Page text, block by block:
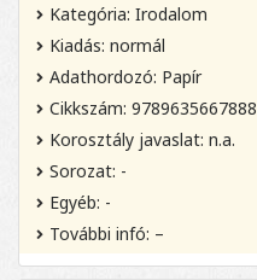
Kategória: Irodalom
Kiadás: normál
Adathordozó: Papír
Cikkszám: 9789635667888
Korosztály javaslat: n.a.
Sorozat: -
Egyéb: -
További infó: –